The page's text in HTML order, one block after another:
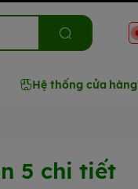
Hệ thống cửa hàng
5 chi tiết